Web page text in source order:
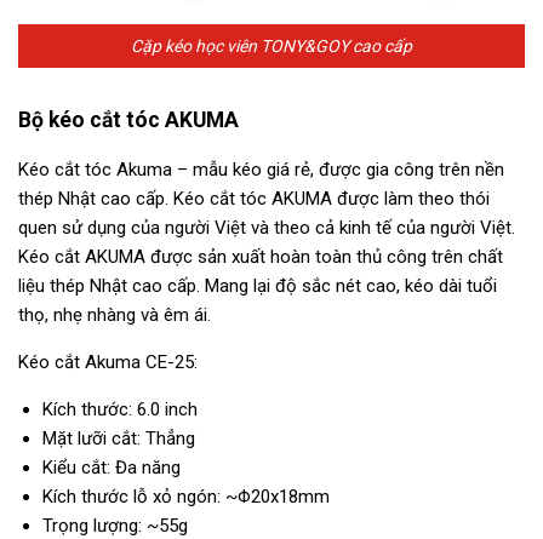
Cặp kéo học viên TONY&GOY cao cấp
Bộ kéo cắt tóc AKUMA
Kéo cắt tóc Akuma – mẫu kéo giá rẻ, được gia công trên nền
thép Nhật cao cấp. Kéo cắt tóc AKUMA được làm theo thói
quen sử dụng của người Việt và theo cả kinh tế của người Việt.
Kéo cắt AKUMA được sản xuất hoàn toàn thủ công trên chất
liệu thép Nhật cao cấp. Mang lại độ sắc nét cao, kéo dài tuổi
thọ, nhẹ nhàng và êm ái.
Kéo cắt Akuma CE-25:
Kích thước: 6.0 inch
Mặt lưỡi cắt: Thẳng
Kiểu cắt: Đa năng
Kích thước lỗ xỏ ngón: ~Φ20x18mm
Trọng lượng: ~55g